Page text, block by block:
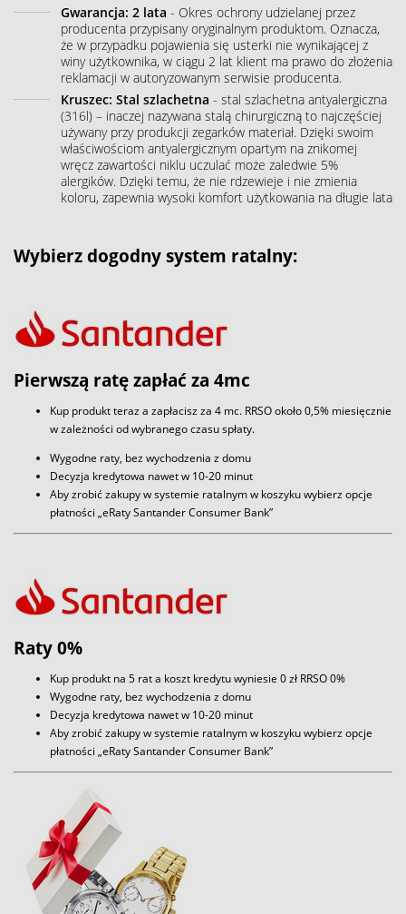
Gwarancja: 2 lata - Okres ochrony udzielanej przez
producenta przypisany oryginalnym produktom. Oznacza,
że w przypadku pojawienia się usterki nie wynikającej z
winy użytkownika, w ciągu 2 lat klient ma prawo do złożenia
reklamacji w autoryzowanym serwisie producenta.
Kruszec: Stal szlachetna - stal szlachetna antyalergiczna
(316l) – inaczej nazywana stalą chirurgiczną to najczęściej
używany przy produkcji zegarków materiał. Dzięki swoim
właściwościom antyalergicznym opartym na znikomej
wręcz zawartości niklu uczulać może zaledwie 5%
alergików. Dzięki temu, że nie rdzewieje i nie zmienia
koloru, zapewnia wysoki komfort użytkowania na długie lata
Wybierz dogodny system ratalny:
Pierwszą ratę zapłać za 4mc
Kup produkt teraz a zapłacisz za 4 mc. RRSO około 0,5% miesięcznie
w zależności od wybranego czasu spłaty.
Wygodne raty, bez wychodzenia z domu
Decyzja kredytowa nawet w 10-20 minut
Aby zrobić zakupy w systemie ratalnym w koszyku wybierz opcje
płatności „eRaty Santander Consumer Bank”
Raty 0%
Kup produkt na 5 rat a koszt kredytu wyniesie 0 zł RRSO 0%
Wygodne raty, bez wychodzenia z domu
Decyzja kredytowa nawet w 10-20 minut
Aby zrobić zakupy w systemie ratalnym w koszyku wybierz opcje
płatności „eRaty Santander Consumer Bank”